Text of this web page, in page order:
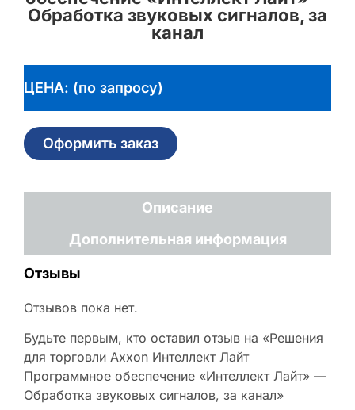
Обработка звуковых сигналов, за
канал
ЦЕНА: (по запросу)
Оформить заказ
Описание
Дополнительная информация
Отзывы
Отзывов пока нет.
Будьте первым, кто оставил отзыв на «Решения
для торговли Axxon Интеллект Лайт
Программное обеспечение «Интеллект Лайт» —
Обработка звуковых сигналов, за канал»